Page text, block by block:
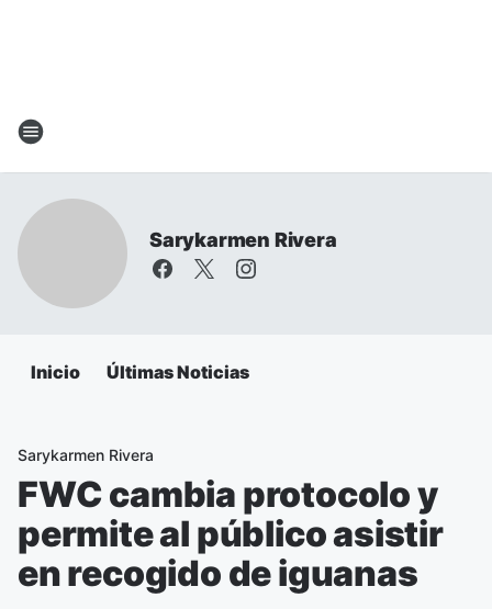
Sarykarmen Rivera
Inicio Últimas Noticias
Sarykarmen Rivera
FWC cambia protocolo y
permite al público asistir
en recogido de iguanas